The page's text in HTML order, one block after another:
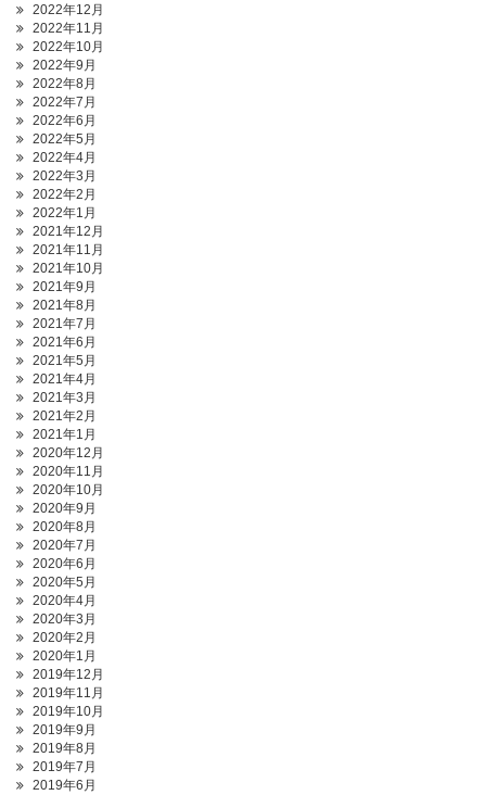
2022年12月
2022年11月
2022年10月
2022年9月
2022年8月
2022年7月
2022年6月
2022年5月
2022年4月
2022年3月
2022年2月
2022年1月
2021年12月
2021年11月
2021年10月
2021年9月
2021年8月
2021年7月
2021年6月
2021年5月
2021年4月
2021年3月
2021年2月
2021年1月
2020年12月
2020年11月
2020年10月
2020年9月
2020年8月
2020年7月
2020年6月
2020年5月
2020年4月
2020年3月
2020年2月
2020年1月
2019年12月
2019年11月
2019年10月
2019年9月
2019年8月
2019年7月
2019年6月